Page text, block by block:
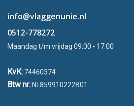
info@vlaggenunie.nl
0512-778272
Maandag t/m vrijdag 09:00 - 17:00
KvK: 74460374
Btw nr: NL859910222B01